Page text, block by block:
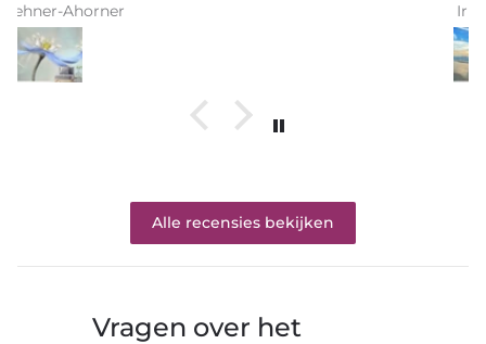
Alle recensies bekijken
Vragen over het